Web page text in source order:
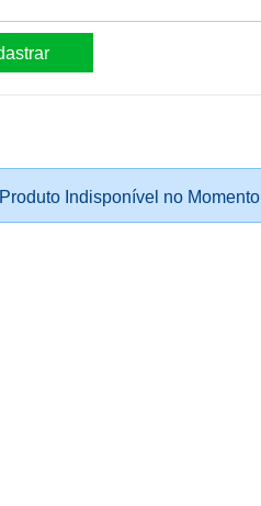
Produto Indisponível no Momento